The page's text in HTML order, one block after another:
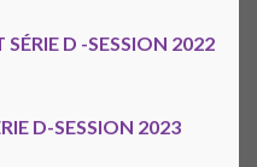
D -SESSION 2022
D-SESSION 2023